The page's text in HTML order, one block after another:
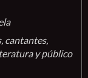
cantantes,
y público